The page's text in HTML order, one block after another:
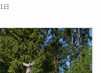
日